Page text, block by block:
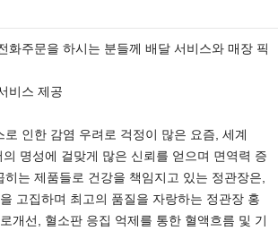
화주문을 하시는 분들께 배달 서비스와 매장 픽
비스 제공
로 인한 감염 우려로 걱정이 많은 요즘, 세계
명성에 걸맞게 많은 신뢰를 얻으며 면역력 증
는 제품들로 건강을 책임지고 있는 정관장은,
고집하며 최고의 품질을 자랑하는 정관장 홍
개선, 혈소판 응집 억제를 통한 혈액흐름 및 기